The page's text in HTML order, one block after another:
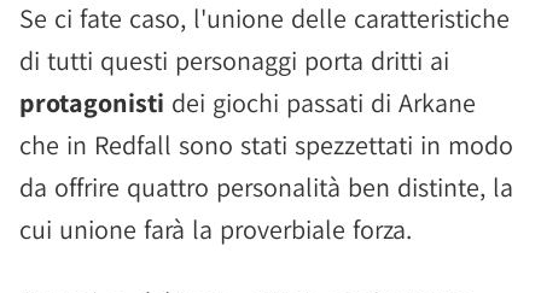
Se ci fate caso, l'unione delle caratteristiche
di tutti questi personaggi porta dritti ai
protagonisti dei giochi passati di Arkane
che in Redfall sono stati spezzettati in modo
da offrire quattro personalità ben distinte, la
cui unione farà la proverbiale forza.